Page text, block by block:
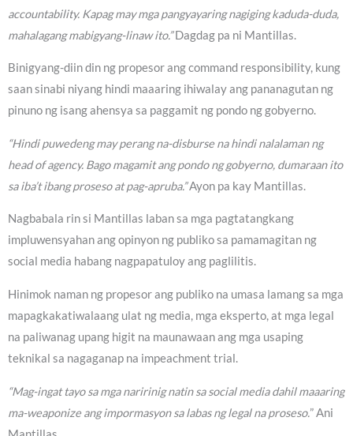
accountability. Kapag may mga pangyayaring nagiging kaduda-duda,
mahalagang mabigyang-linaw ito.”Dagdag pa ni Mantillas.
Binigyang-diin din ng propesor ang command responsibility, kung
saan sinabi niyang hindi maaaring ihiwalay ang pananagutan ng
pinuno ng isang ahensya sa paggamit ng pondo ng gobyerno.
“Hindi puwedeng may perang na-disburse na hindi nalalaman ng
head of agency. Bago magamit ang pondo ng gobyerno, dumaraan ito
sa iba’t ibang proseso at pag-apruba.”Ayon pa kay Mantillas.
Nagbabala rin si Mantillas laban sa mga pagtatangkang
impluwensyahan ang opinyon ng publiko sa pamamagitan ng
social media habang nagpapatuloy ang paglilitis.
Hinimok naman ng propesor ang publiko na umasa lamang sa mga
mapagkakatiwalaang ulat ng media, mga eksperto, at mga legal
na paliwanag upang higit na maunawaan ang mga usaping
teknikal sa nagaganap na impeachment trial.
“Mag-ingat tayo sa mga naririnig natin sa social media dahil maaaring
ma-weaponize ang impormasyon sa labas ng legal na proseso.” Ani